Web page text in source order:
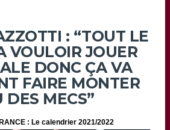
: “TOUT LE
VOULOIR JOUER
DONC ÇA VA
FAIRE MONTER
DES MECS”